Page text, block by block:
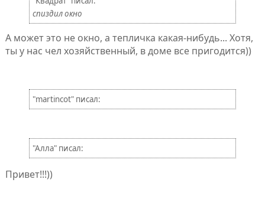
спиздил окно
А может это не окно, а тепличка какая-нибудь... Хотя,
ты у нас чел хозяйственный, в доме все пригодится))
"martincot" писал:
"Алла" писал:
Привет!!!))